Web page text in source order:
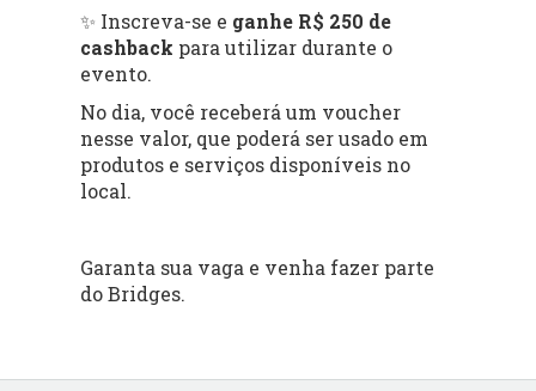
✨ Inscreva-se e ganhe R$ 250 de
cashback para utilizar durante o
evento.
No dia, você receberá um voucher
nesse valor, que poderá ser usado em
produtos e serviços disponíveis no
local.
Garanta sua vaga e venha fazer parte
do Bridges.